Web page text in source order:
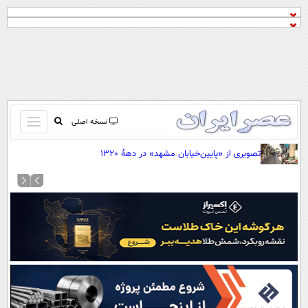
نسخه اصلی
باز
و
کردن
منو
صفحه اول
نظرسنجی
آب و هوا
سواد زندگی
تصویری از «پایین‌خیابان مشهد» در دهۀ 1320